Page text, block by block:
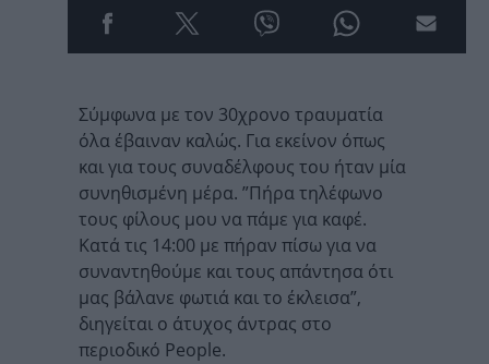
Σύμφωνα με τον 30χρονο τραυματία
όλα έβαιναν καλώς. Για εκείνον όπως
και για τους συναδέλφους του ήταν μία
συνηθισμένη μέρα. ”Πήρα τηλέφωνο
τους φίλους μου να πάμε για καφέ.
Κατά τις 14:00 με πήραν πίσω για να
συναντηθούμε και τους απάντησα ότι
μας βάλανε φωτιά και το έκλεισα”,
διηγείται ο άτυχος άντρας στο
περιοδικό People.